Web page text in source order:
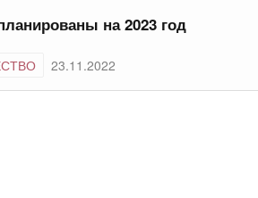
на 2023 год
23.11.2022